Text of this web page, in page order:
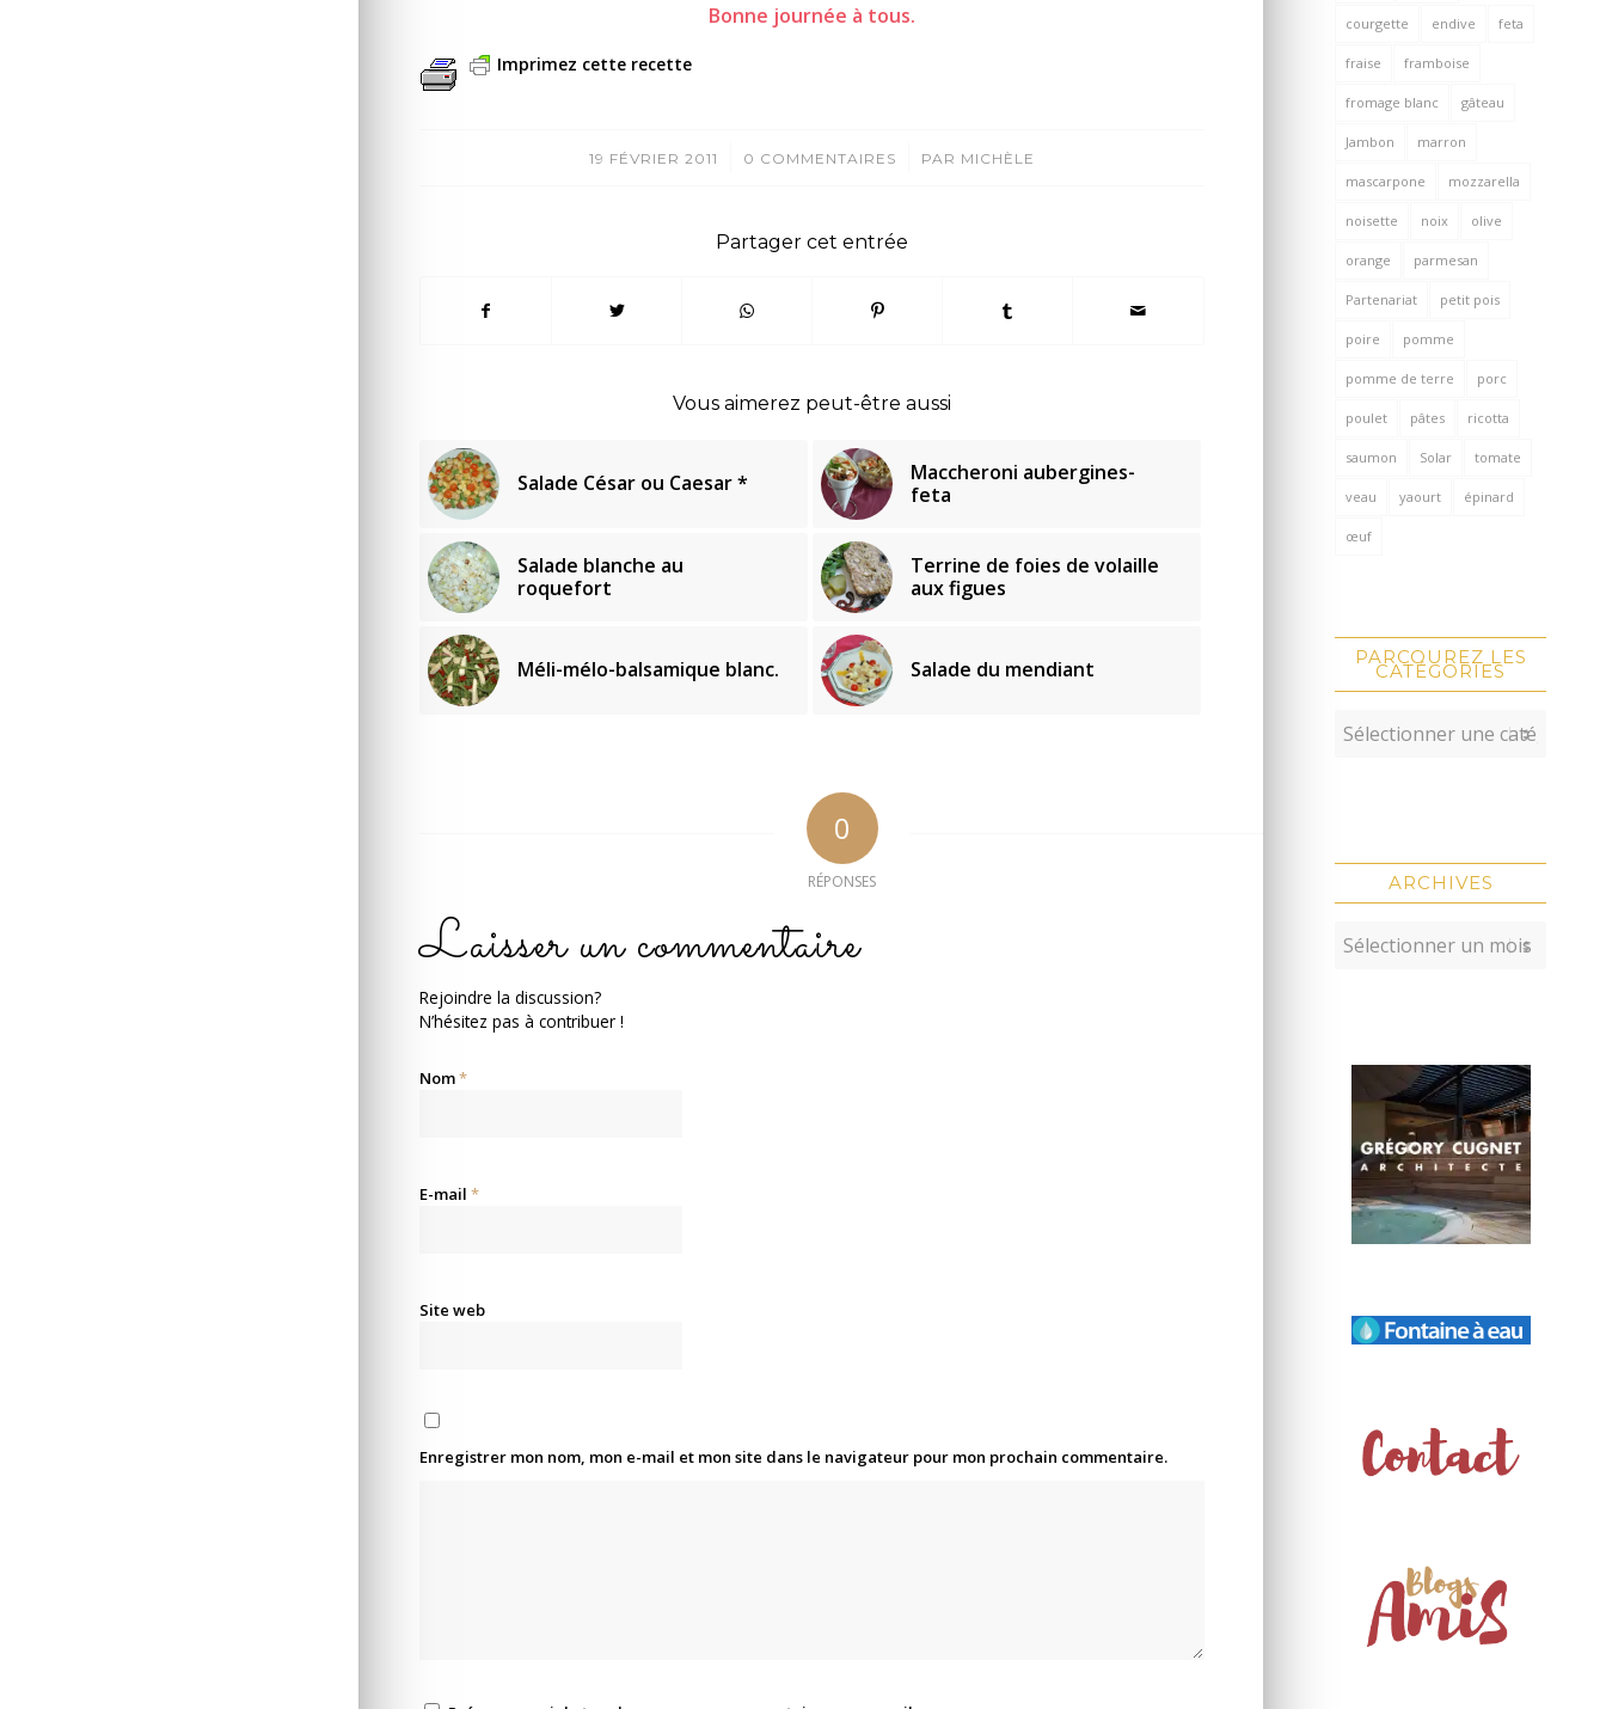
Bonne journée à tous.
Imprimez cette recette
19 FÉVRIER 2011
/ 0 COMMENTAIRES
/ PAR MICHÈLE
Partager cet entrée
Vous aimerez peut-être aussi
Salade César ou Caesar *
Maccheroni aubergines-
feta
Salade blanche au
roquefort
Terrine de foies de volaille
aux figues
Méli-mélo-balsamique blanc. Salade du mendiant
0
RÉPONSES
Laisser un commentaire
Rejoindre la discussion?
N’hésitez pas à contribuer !
Nom*
E-mail *
Site web
Enregistrer mon nom, mon e-mail et mon site dans le navigateur pour mon prochain commentaire.
courgette endive feta
fraise framboise
fromage blanc gâteau
Jambon marron
mascarpone mozzarella
noisette noix olive
orange parmesan
Partenariat petit pois
poire pomme
pomme de terre porc
poulet pâtes ricotta
saumon Solar tomate
veau yaourt épinard
œuf
PARCOUREZ LES
CATÉGORIES
ARCHIVES